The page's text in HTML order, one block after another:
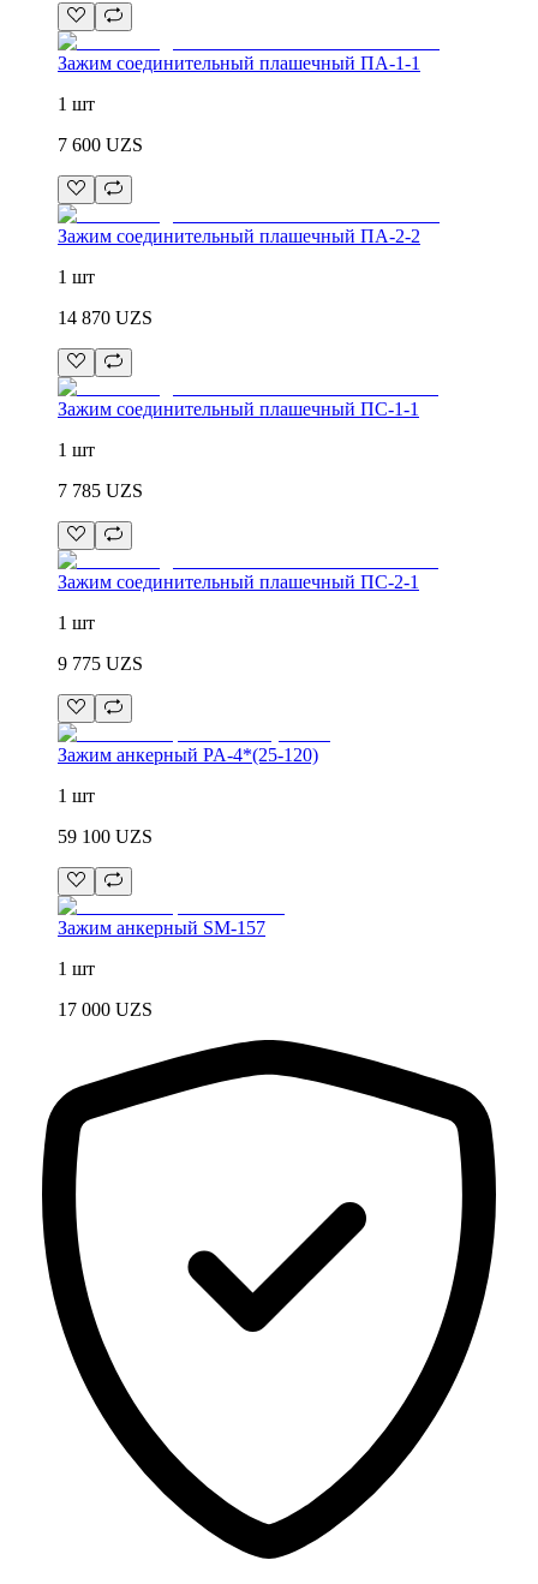
Зажим соединительный плашечный ПА-1-1
1 шт
7 600 UZS
Зажим соединительный плашечный ПА-2-2
1 шт
14 870 UZS
Зажим соединительный плашечный ПС-1-1
1 шт
7 785 UZS
Зажим соединительный плашечный ПС-2-1
1 шт
9 775 UZS
Зажим анкерный PA-4*(25-120)
1 шт
59 100 UZS
Зажим анкерный SM-157
1 шт
17 000 UZS